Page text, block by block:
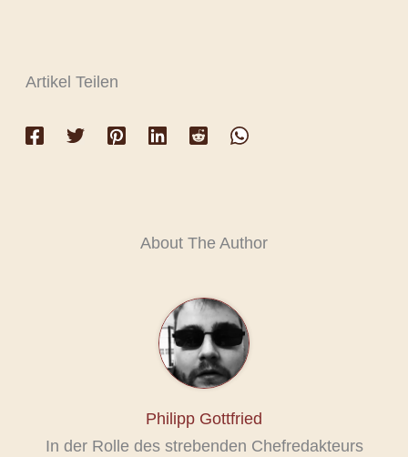
Artikel Teilen
About The Author
Philipp Gottfried
In der Rolle des strebenden Chefredakteurs